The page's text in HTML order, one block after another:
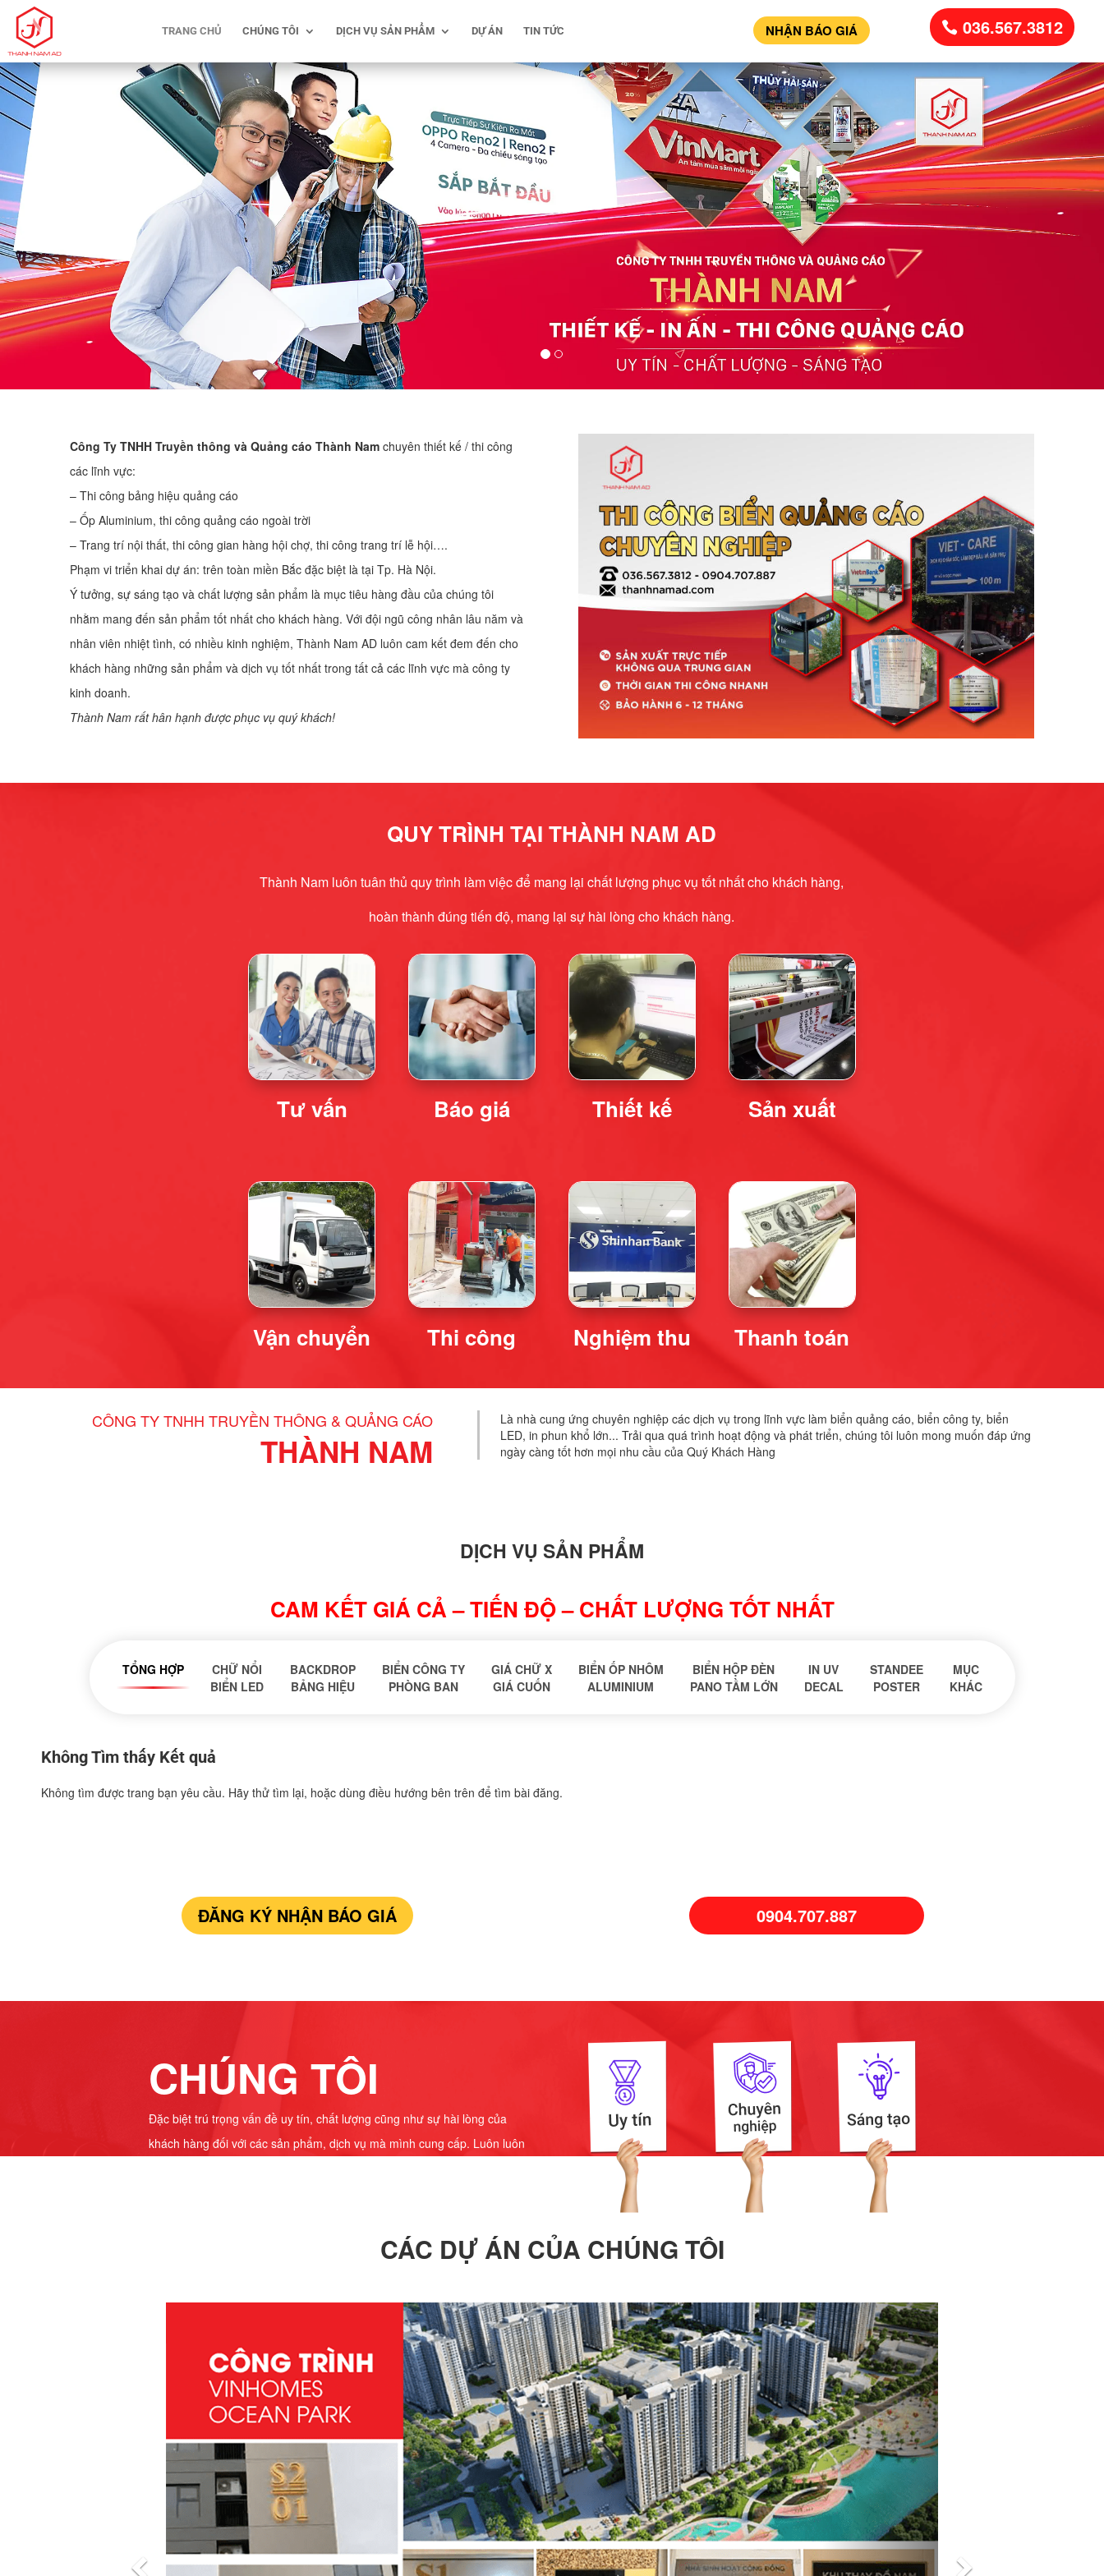
TRANG CHỦ CHÚNG TÔI DỊCH VỤ SẢN PHẨM DỰ ÁN TIN TỨC NHẬN BÁO GIÁ 036.567.3812
Công Ty TNHH Truyền thông và Quảng cáo Thành Nam chuyên thiết kế / thi công
các lĩnh vực:
– Thi công bảng hiệu quảng cáo
– Ốp Aluminium, thi công quảng cáo ngoài trời
– Trang trí nội thất, thi công gian hàng hội chợ, thi công trang trí lễ hội….
Phạm vi triển khai dự án: trên toàn miền Bắc đặc biệt là tại Tp. Hà Nội.
Ý tưởng, sự sáng tạo và chất lượng sản phẩm là mục tiêu hàng đầu của chúng tôi
nhằm mang đến sản phẩm tốt nhất cho khách hàng. Với đội ngũ công nhân lâu năm và
nhân viên nhiệt tình, có nhiều kinh nghiệm, Thành Nam AD luôn cam kết đem đến cho
khách hàng những sản phẩm và dịch vụ tốt nhất trong tất cả các lĩnh vực mà công ty
kinh doanh.
Thành Nam rất hân hạnh được phục vụ quý khách!
QUY TRÌNH TẠI THÀNH NAM AD
Thành Nam luôn tuân thủ quy trình làm việc để mang lại chất lượng phục vụ tốt nhất cho khách hàng,
hoàn thành đúng tiến độ, mang lại sự hài lòng cho khách hàng.
Tư vấn Báo giá Thiết kế Sản xuất
Vận chuyển Thi công Nghiệm thu Thanh toán
CÔNG TY TNHH TRUYỀN THÔNG & QUẢNG CÁO
THÀNH NAM
Là nhà cung ứng chuyên nghiệp các dịch vụ trong lĩnh vực làm biển quảng cáo, biển công ty, biển
LED, in phun khổ lớn... Trải qua quá trình hoạt động và phát triển, chúng tôi luôn mong muốn đáp ứng
ngày càng tốt hơn mọi nhu cầu của Quý Khách Hàng
DỊCH VỤ SẢN PHẨM
CAM KẾT GIÁ CẢ – TIẾN ĐỘ – CHẤT LƯỢNG TỐT NHẤT
TỔNG HỢP
CHỮ NỔI
BIỂN LED
BACKDROP
BẢNG HIỆU
BIỂN CÔNG TY
PHÒNG BAN
GIÁ CHỮ X
GIÁ CUỐN
BIỂN ỐP NHÔM
ALUMINIUM
BIỂN HỘP ĐÈN
PANO TẦM LỚN
IN UV
DECAL
STANDEE
POSTER
MỤC
KHÁC
Không Tìm thấy Kết quả
Không tìm được trang bạn yêu cầu. Hãy thử tìm lại, hoặc dùng điều hướng bên trên để tìm bài đăng.
ĐĂNG KÝ NHẬN BÁO GIÁ 0904.707.887
CHÚNG TÔI
Đặc biệt trú trọng vấn đề uy tín, chất lượng cũng như sự hài lòng của
khách hàng đối với các sản phẩm, dịch vụ mà mình cung cấp. Luôn luôn
CÁC DỰ ÁN CỦA CHÚNG TÔI